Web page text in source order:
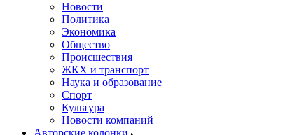
Новости
Политика
Экономика
Общество
Происшествия
ЖКХ и транспорт
Наука и образование
Спорт
Культура
Новости компаний
Авторские колонки